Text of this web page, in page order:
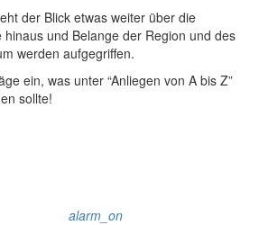
der Blick etwas weiter über die
und Belange der Region und des
werden aufgegriffen.
ein, was unter “Anliegen von A bis Z”
sollte!
alarm_on